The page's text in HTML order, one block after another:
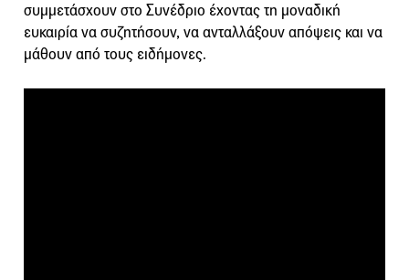
συμμετάσχουν στο Συνέδριο έχοντας τη μοναδική
ευκαιρία να συζητήσουν, να ανταλλάξουν απόψεις και να
μάθουν από τους ειδήμονες.